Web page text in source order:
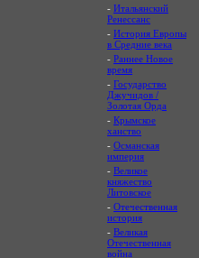
- Итальянский
Ренессанс
- История Европы
в Средние века
- Раннее Новое
время
- Государство
Джучидов /
Золотая Орда
- Крымское
ханство
- Османская
империя
- Великое
княжество
Литовское
- Отечественная
история
- Великая
Отечественная
война